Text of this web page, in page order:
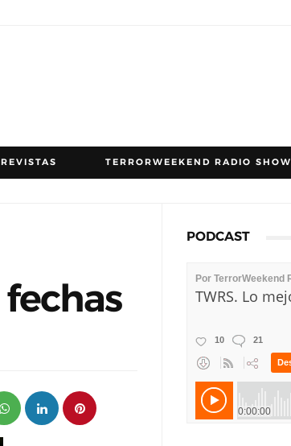
TERRORWEEKEND RADIO SHOW
fechas
PODCAST